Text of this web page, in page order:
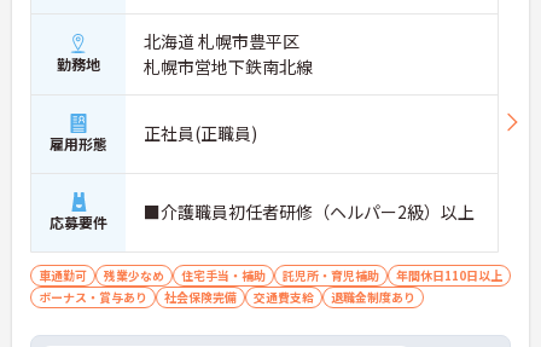
勤務地
北海道 札幌市豊平区
札幌市営地下鉄南北線
雇用形態 正社員(正職員)
応募要件 ■介護職員初任者研修（ヘルパー2級）以上
車通勤可 残業少なめ 住宅手当・補助 託児所・育児補助
年間休日110日以上
ボーナス・賞与あり
社会保険完備 交通費支給 退職金制度あり